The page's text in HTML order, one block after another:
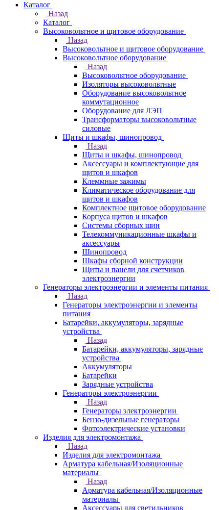
Каталог
Назад
Каталог
Высоковольтное и щитовое оборудование
Назад
Высоковольтное и щитовое оборудование
Высоковольтное оборудование
Назад
Высоковольтное оборудование
Изоляторы высоковольтные
Оборудование высоковольтное
коммутационное
Оборудование для ЛЭП
Трансформаторы высоковольтные
силовые
Щиты и шкафы, шинопровод
Назад
Щиты и шкафы, шинопровод
Аксессуары и комплектующие для
щитов и шкафов
Клеммные зажимы
Климатическое оборудование для
щитов и шкафов
Комплектное щитовое оборудование
Корпуса щитов и шкафов
Системы сборных шин
Телекоммуникационные шкафы и
аксессуары
Шинопровод
Шкафы сборной конструкции
Щиты и панели для счетчиков
электроэнергии
Генераторы электроэнергии и элементы питания
Назад
Генераторы электроэнергии и элементы
питания
Батарейки, аккумуляторы, зарядные
устройства
Назад
Батарейки, аккумуляторы, зарядные
устройства
Аккумуляторы
Батарейки
Зарядные устройства
Генераторы электроэнергии
Назад
Генераторы электроэнергии
Бензо-дизельные генераторы
Фотоэлектрические установки
Изделия для электромонтажа
Назад
Изделия для электромонтажа
Арматура кабельная/Изоляционные
материалы
Назад
Арматура кабельная/Изоляционные
материалы
Аксессуары для светильников